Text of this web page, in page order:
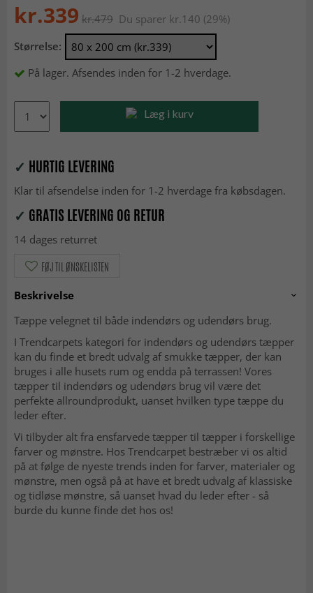
kr.339 kr.479 Du sparer kr.140 (29%)
Størrelse:
På lager. Afsendes inden for 1-2 hverdage.
Læg i kurv
✓ HURTIG LEVERING
Klar til afsendelse inden for 1-2 hverdage fra købsdagen.
✓ GRATIS LEVERING OG RETUR
14 dages returret
FØJ TIL ØNSKELISTEN
Beskrivelse
Tæppe velegnet til både indendørs og udendørs brug.
I Trendcarpets kategori for indendørs og udendørs tæpper
kan du finde et bredt udvalg af smukke tæpper, der kan
bruges i alle husets rum og endda på terrassen! Vores
tæpper til indendørs og udendørs brug vil være det
perfekte allroundprodukt, uanset hvilken type tæppe du
leder efter.
Vi tilbyder alt fra ensfarvede tæpper til tæpper i forskellige
farver og mønstre. Hos Trendcarpet bestræber vi os altid
på at følge de nyeste trends inden for farver, materialer og
mønstre, men også på at have et bredt udvalg af klassiske
og tidløse mønstre, så uanset hvad du leder efter - så
burde du kunne finde det hos os!